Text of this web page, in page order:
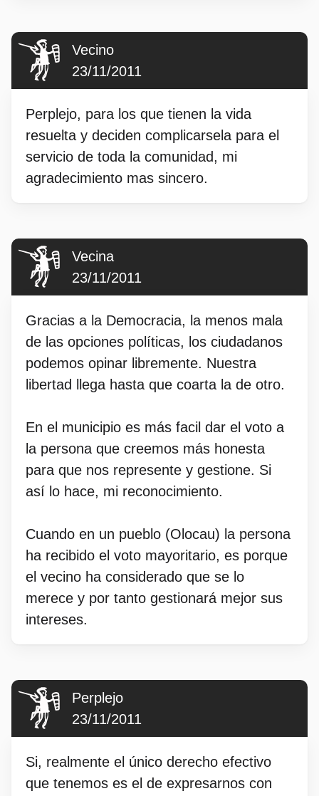
Vecino
23/11/2011
Perplejo, para los que tienen la vida
resuelta y deciden complicarsela para el
servicio de toda la comunidad, mi
agradecimiento mas sincero.
Vecina
23/11/2011
Gracias a la Democracia, la menos mala
de las opciones políticas, los ciudadanos
podemos opinar libremente. Nuestra
libertad llega hasta que coarta la de otro.
En el municipio es más facil dar el voto a
la persona que creemos más honesta
para que nos represente y gestione. Si
así lo hace, mi reconocimiento.
Cuando en un pueblo (Olocau) la persona
ha recibido el voto mayoritario, es porque
el vecino ha considerado que se lo
merece y por tanto gestionará mejor sus
intereses.
Perplejo
23/11/2011
Si, realmente el único derecho efectivo
que tenemos es el de expresarnos con